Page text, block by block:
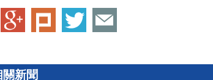
關新聞